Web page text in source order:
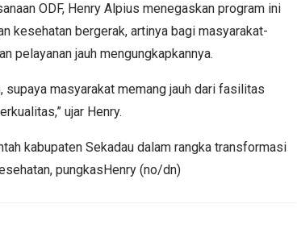
ODF, Henry Alpius menegaskan program ini
kesehatan bergerak, artinya bagi masyarakat-
pelayanan jauh mengungkapkannya.
supaya masyarakat memang jauh dari fasilitas
ujar Henry.
kabupaten Sekadau dalam rangka transformasi
pungkasHenry (no/dn)